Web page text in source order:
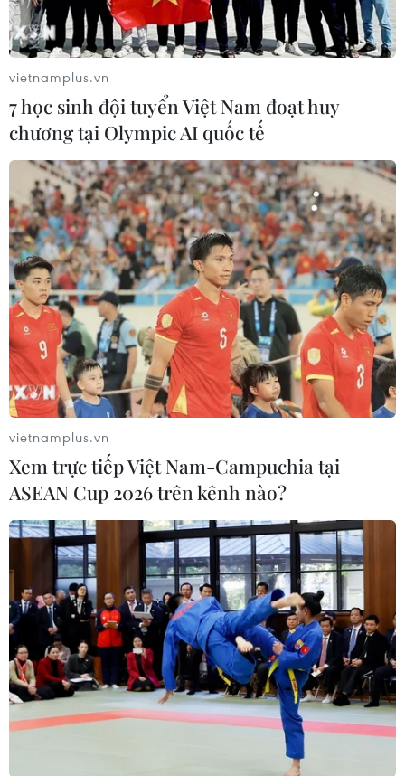
Hiến kế lấp 'lỗ hổng' pháp lý trên thị
trường chứng khoán
15/04/2022 01:34
Từ cuối tháng 3 đến nay, người dân cũng như công
chúng đầu tư vẫn chưa hết “xôn xao” xung quanh câu
chuyện bắt giữ nhiều lãnh đạo của các tập đoàn lớn để
điều tra, làm rõ những sai phạm.
vietnamplus.vn
7 học sinh đội tuyển Việt Nam đoạt huy
chương tại Olympic AI quốc tế
vietnamplus.vn
Xem trực tiếp Việt Nam-Campuchia tại
ASEAN Cup 2026 trên kênh nào?